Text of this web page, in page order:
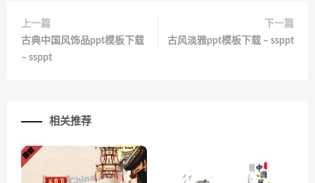
上一篇
古典中国风饰品ppt模板下载
– ssppt
下一篇
古风淡雅ppt模板下载 – ssppt
相关推荐